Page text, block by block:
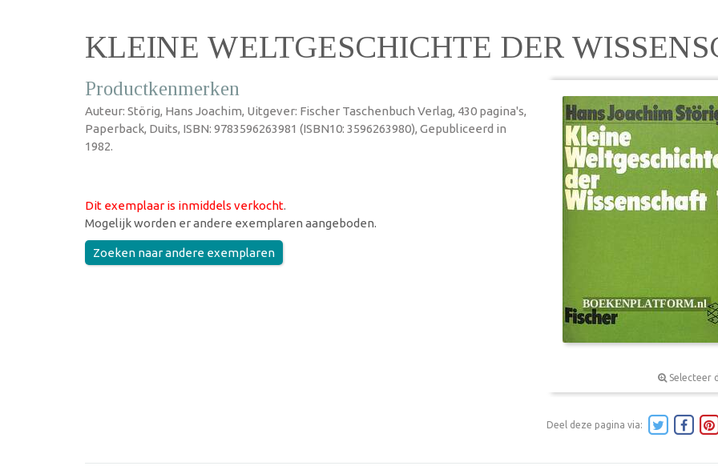
KLEINE WELTGESCHICHTE DER
Productkenmerken
Auteur: Störig, Hans Joachim, Uitgever: Fischer Taschenbuch Verlag, 430 pagina's,
Paperback, Duits, ISBN: 9783596263981 (ISBN10: 3596263980), Gepubliceerd in
1982.
Dit exemplaar is inmiddels verkocht.
Mogelijk worden er andere exemplaren aangeboden.
Zoeken naar andere exemplaren
Selecteer
Deel deze pagina via: